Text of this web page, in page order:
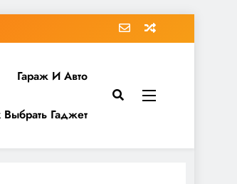
Гараж И Авто
Выбрать Гаджет